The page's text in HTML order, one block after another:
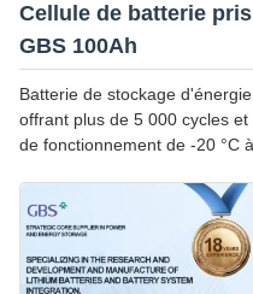
Cellule de batterie
GBS 100Ah
Batterie de stockage
offrant plus de 5 000 cycles
de fonctionnement de -20 °C à